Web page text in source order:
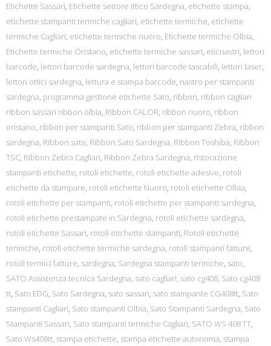
Etichette Sassari, Etichette settore ittico Sardegna, etichette stampa,
etichette stampanti termiche cagliari, etichette termiche, etichette
termiche Cagliari, etichette termiche nuoro, Etichette termiche Olbia,
Etichette termiche Oristano, etichette termiche sassari, eticnastri, lettori
barcode, lettori barcode sardegna, lettori barcode tascabili, lettori laser,
lettori ottici sardegna, lettura e stampa barcode, nastro per stampanti
sardegna, programma gestione etichette Sato, ribbon, ribbon cagliari
ribbon sassari ribbon olbia, Ribbon CALOR, ribbon nuoro, ribbon
oristano, ribbon per stampanti Sato, ribbon per stampanti Zebra, ribbon
sardegna, Ribbon sato, Ribbon Sato Sardegna, Ribbon Toshiba, Ribbon
TSC, Ribbon Zebra Cagliari, Ribbon Zebra Sardegna, ristorazione
stampanti etichette, rotoli etichette, rotoli etichette adesive, rotoli
etichette da stampare, rotoli etichette Nuoro, rotoli etichette Olbia,
rotoli etichette per stampanti, rotoli etichette per stampanti sardegna,
rotoli etichette prestampate in Sardegna, rotoli etichette sardegna,
rotoli etichette Sassari, rotoli etichette stampanti, Rotoli etichette
termiche, rotoli etichette termiche sardegna, rotoli stampanti fatture,
rotoli termici fatture, sardegna, Sardegna stampanti termiche, sato,
SATO Assistenza tecnica Sardegna, sato cagliari, sato cg408, Sato cg408
tt, Sato EDG, Sato Sardegna, sato sassari, sato stampante CG408tt, Sato
stampanti Cagliari, Sato stampanti Olbia, Sato Stampanti Sardegna, Sato
Stampanti Sassari, Sato stampanti termiche Cagliari, SATO WS 408 TT,
Sato Ws408tt, stampa etichette, stampa etichette autonoma, stampa